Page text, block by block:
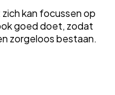
kan focussen op
goed doet, zodat
zorgeloos bestaan.